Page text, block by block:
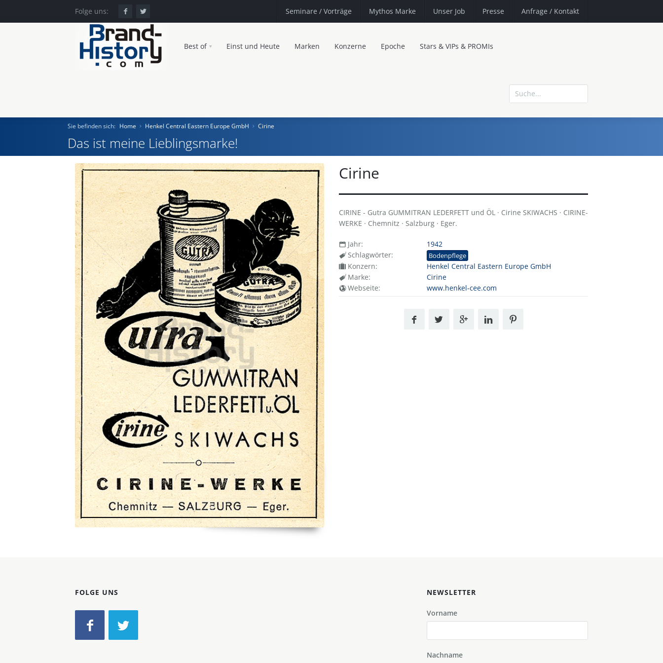
Folge uns: Seminare / Vorträge Mythos Marke Unser Job Presse Anfrage / Kontakt
Best of Einst und Heute Marken Konzerne Epoche Stars & VIPs & PROMIs
Home
Einst und Heute
Marken
Konzerne
Epoche
Sie befinden sich: Home Henkel Central Eastern Europe GmbH Cirine
Das ist meine Lieblingsmarke!
Cirine
CIRINE - Gutra GUMMITRAN LEDERFETT und ÖL · Cirine SKIWACHS · CIRINE-
WERKE · Chemnitz · Salzburg · Eger.
Jahr:
1942
Schlagwörter:
Bodenpflege
Konzern:
Henkel Central Eastern Europe GmbH
Marke:
Cirine
Webseite:
www.henkel-cee.com
FOLGE UNS NEWSLETTER
Vorname
Nachname